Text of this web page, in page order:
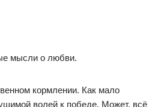
мысли о любви.
кормлении. Как мало
волей к победе. Может, всё